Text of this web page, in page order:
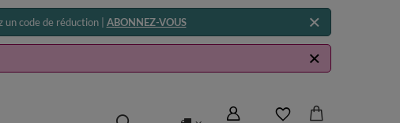
code de réduction | ABONNEZ-VOUS